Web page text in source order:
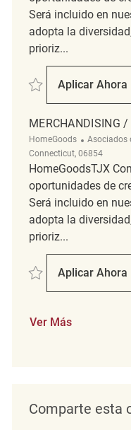
Será incluido en
adopta la
prioriz...
Salvar Merchandising
Aplicar Ahora
MERCHANDISING /
HomeGoods Categoría
Asociados
Connecticut, 06854
HomeGoodsTJX
oportunidades de
Será incluido en
adopta la
prioriz...
Salvar merchandising /
Aplicar Ahora
Ver Más
Comparte esta